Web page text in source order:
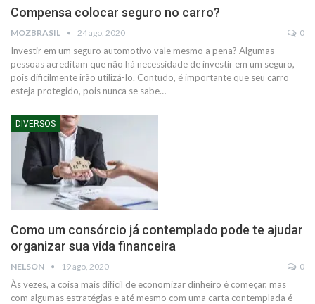
Compensa colocar seguro no carro?
MOZBRASIL 24 ago, 2020 0
Investir em um seguro automotivo vale mesmo a pena? Algumas
pessoas acreditam que não há necessidade de investir em um seguro,
pois dificilmente irão utilizá-lo. Contudo, é importante que seu carro
esteja protegido, pois nunca se sabe…
DIVERSOS
Como um consórcio já contemplado pode te ajudar
organizar sua vida financeira
NELSON 19 ago, 2020 0
Às vezes, a coisa mais difícil de economizar dinheiro é começar, mas
com algumas estratégias e até mesmo com uma carta contemplada é